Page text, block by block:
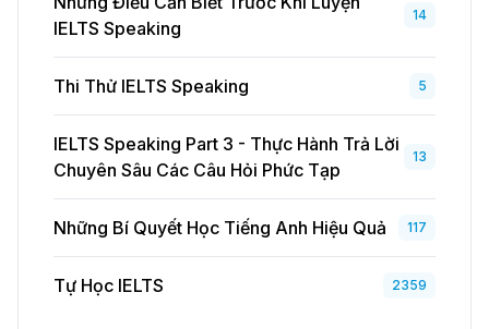
IELTS Speaking
14
Thi Thử IELTS Speaking 5
IELTS Speaking Part 3 - Thực Hành Trả Lời
Chuyên Sâu Các Câu Hỏi Phức Tạp
13
Những Bí Quyết Học Tiếng Anh Hiệu Quả 117
Tự Học IELTS 2359